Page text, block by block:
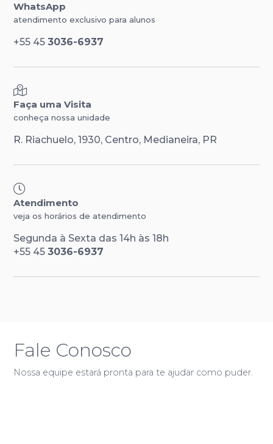
WhatsApp
atendimento exclusivo para alunos
+55 45 3036-6937
Faça uma Visita
conheça nossa unidade
R. Riachuelo, 1930, Centro, Medianeira, PR
Atendimento
veja os horários de atendimento
Segunda à Sexta das 14h às 18h
+55 45 3036-6937
Fale Conosco
Nossa equipe estará pronta para te ajudar como puder.